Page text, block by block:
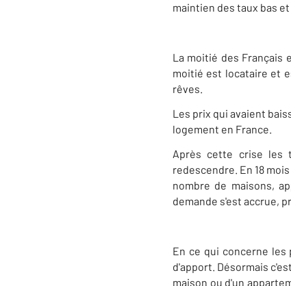
maintien des taux bas
La moitié des Français
moitié est locataire et
rêves.
Les prix qui avaient
logement en France.
Après cette crise les
redescendre. En 18
nombre de maisons,
demande s'est accrue,
En ce qui concerne les
d'apport. Désormais
maison ou d'un